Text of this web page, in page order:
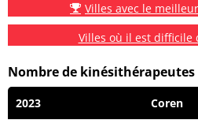
Villes avec le
Villes où il est difficile
Nombre de kinésithérapeutes
2023 Coren